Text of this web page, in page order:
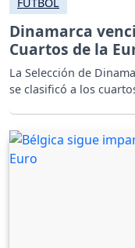
FÚTBOL
Dinamarca
Cuartos de la
La Selección de
se clasificó a los